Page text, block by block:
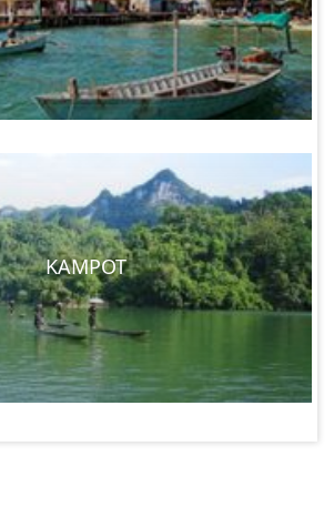
KAMPOT